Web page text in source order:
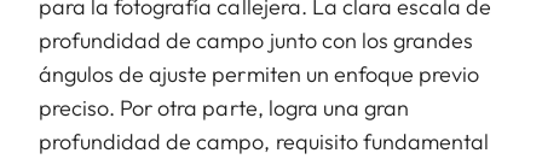
para la fotografía callejera. La clara escala de
profundidad de campo junto con los grandes
ángulos de ajuste permiten un enfoque previo
preciso. Por otra parte, logra una gran
profundidad de campo, requisito fundamental